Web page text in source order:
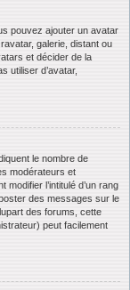
pouvez ajouter un avatar
galerie, distant ou
et décider de la
utiliser d’avatar,
le nombre de
modérateurs et
l’intitulé d’un rang
des messages sur le
des forums, cette
peut facilement